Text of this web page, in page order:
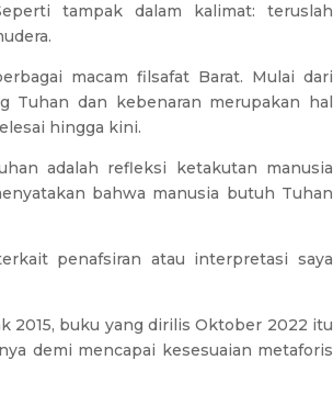
tampak dalam kalimat: teruslah
macam filsafat Barat. Mulai dari
Tuhan dan kebenaran merupakan hal
hingga kini.
adalah refleksi ketakutan manusia
bahwa manusia butuh Tuhan
penafsiran atau interpretasi saya
2015, buku yang dirilis Oktober 2022 itu
demi mencapai kesesuaian metaforis